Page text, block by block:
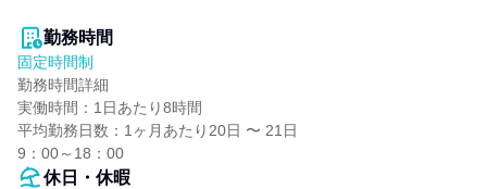
勤務時間
固定時間制
勤務時間詳細
実働時間：1日あたり8時間
平均勤務日数：1ヶ月あたり20日 〜 21日
9：00～18：00
休日・休暇